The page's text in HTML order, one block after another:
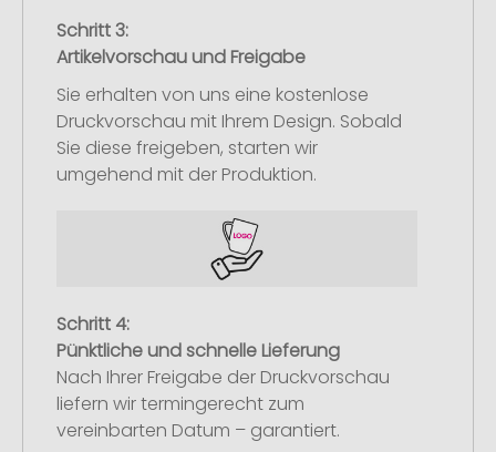
Schritt 3:
Artikelvorschau und Freigabe
Sie erhalten von uns eine kostenlose
Druckvorschau mit Ihrem Design. Sobald
Sie diese freigeben, starten wir
umgehend mit der Produktion.
Schritt 4:
Pünktliche und schnelle Lieferung
Nach Ihrer Freigabe der Druckvorschau
liefern wir termingerecht zum
vereinbarten Datum – garantiert.